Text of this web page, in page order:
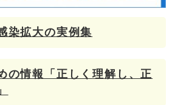
染拡大の実例集
の情報「正しく理解し、正